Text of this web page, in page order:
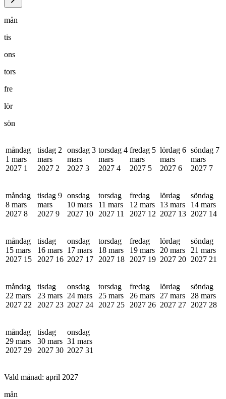
mån
tis
ons
tors
fre
lör
sön
måndag
1 mars
2027 1
tisdag 2
mars
2027 2
onsdag 3
mars
2027 3
torsdag 4
mars
2027 4
fredag 5
mars
2027 5
lördag 6
mars
2027 6
söndag 7
mars
2027 7
måndag
8 mars
2027 8
tisdag 9
mars
2027 9
onsdag
10 mars
2027 10
torsdag
11 mars
2027 11
fredag
12 mars
2027 12
lördag
13 mars
2027 13
söndag
14 mars
2027 14
måndag
15 mars
2027 15
tisdag
16 mars
2027 16
onsdag
17 mars
2027 17
torsdag
18 mars
2027 18
fredag
19 mars
2027 19
lördag
20 mars
2027 20
söndag
21 mars
2027 21
måndag
22 mars
2027 22
tisdag
23 mars
2027 23
onsdag
24 mars
2027 24
torsdag
25 mars
2027 25
fredag
26 mars
2027 26
lördag
27 mars
2027 27
söndag
28 mars
2027 28
måndag
29 mars
2027 29
tisdag
30 mars
2027 30
onsdag
31 mars
2027 31
Vald månad: april 2027
mån